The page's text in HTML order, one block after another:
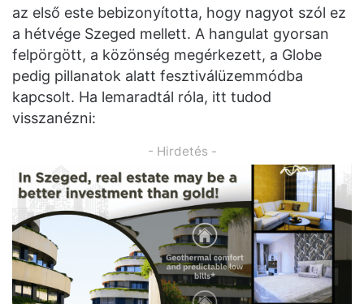
az első este bebizonyította, hogy nagyot szól ez
a hétvége Szeged mellett. A hangulat gyorsan
felpörgött, a közönség megérkezett, a Globe
pedig pillanatok alatt fesztiválüzemmódba
kapcsolt. Ha lemaradtál róla, itt tudod
visszanézni:
- Hirdetés -